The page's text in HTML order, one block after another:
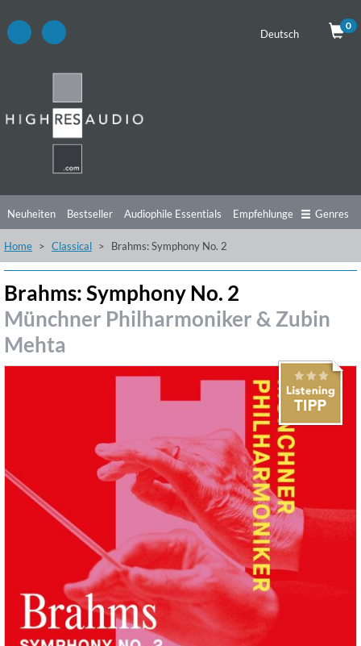
Deutsch
0
Neuheiten Bestseller Audiophile Essentials Empfehlungen
Hörtipps Top Alben Angebote Preorder Vorschau
Genres
Home Classical Brahms: Symphony No. 2
Brahms: Symphony No. 2
Münchner Philharmoniker & Zubin
Mehta